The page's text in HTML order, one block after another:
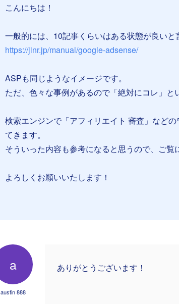
こんにちは！
一般的には、10記事くらいはある状態が良いと
https://jinr.jp/manual/google-adsense/
ASPも同じようなイメージです。
ただ、色々な事例があるので「絶対にコレ」と
検索エンジンで「アフィリエイト 審査」など
てきます。
そういった内容も参考になると思うので、ご覧
よろしくお願いいたします！
a
austin 888
ありがとうございます！